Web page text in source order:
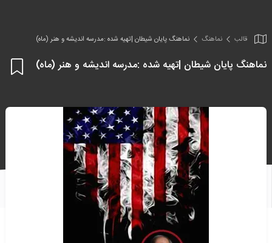
قالب نماهنگ نماهنگ پایان شیطان |تهیه شده :مدرسه اندیشه و هنر (ماه)
نماهنگ پایان شیطان |تهیه شده :مدرسه اندیشه و هنر (ماه)